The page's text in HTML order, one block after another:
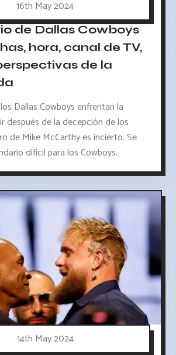
16th May 2024
de Dallas Cowboys
hora, canal de TV,
de la
Dallas Cowboys enfrentan la
después de la decepción de los
de Mike McCarthy es incierto. Se
difícil para los Cowboys.
14th May 2024